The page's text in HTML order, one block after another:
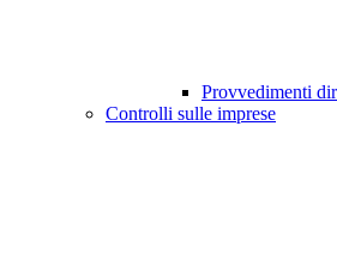
Provvedimenti
Controlli sulle imprese